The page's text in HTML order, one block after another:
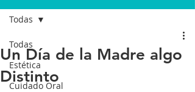
Todas
Estética
Cuidado Oral
Todas
Un Día de la Madre algo
Distinto